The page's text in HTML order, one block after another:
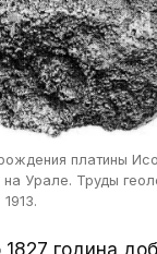
платины
Урале. Труды
1827 година